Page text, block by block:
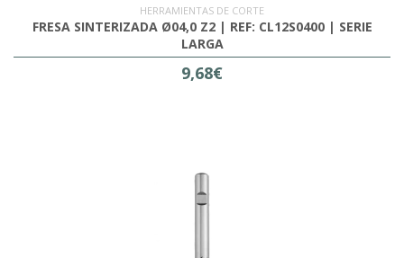
HERRAMIENTAS DE CORTE
FRESA SINTERIZADA Ø04,0 Z2 | REF: CL12S0400 | SERIE
LARGA
9,68€